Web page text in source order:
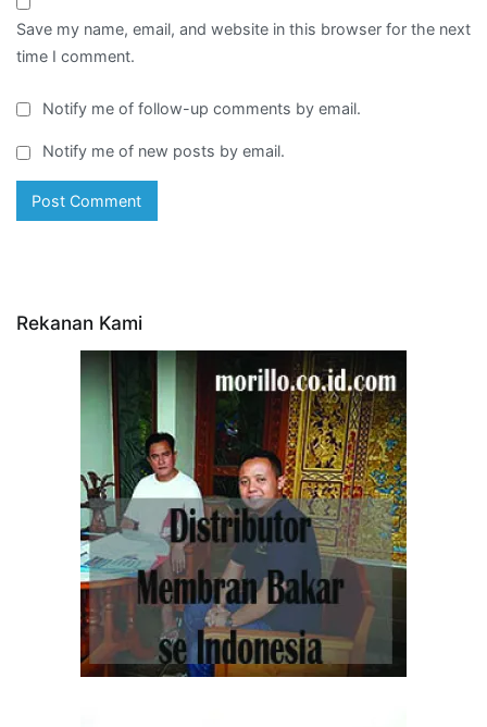
Save my name, email, and website in this browser for the next
time I comment.
Notify me of follow-up comments by email.
Notify me of new posts by email.
Rekanan Kami